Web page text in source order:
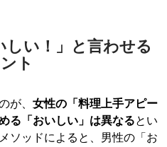
しい！」と言わせる
ト
が、 女性の「料理上手アピー
る「おいしい」は異なるとい
ソッドによると、男性の「お